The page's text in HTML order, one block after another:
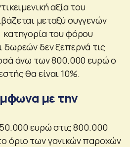
αξία του
μεταξύ συγγενών
του φόρου
δωρεών δεν ξεπερνά τις
άνω των 800.000 ευρώ ο
θα είναι 10%.
με την
ευρώ στις 800.000
όριο των γονικών παροχών